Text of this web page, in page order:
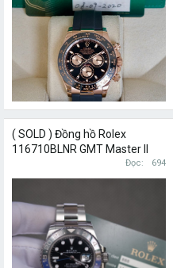
( SOLD ) Đồng hồ Rolex
116710BLNR GMT Master II
Batman mặt đen size 40mm
Đọc 694